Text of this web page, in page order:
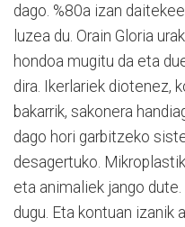
dago. %80a izan
luzea du. Orain Gloria
hondoa mugitu da eta
dira. Ikerlariek diotenez,
bakarrik, sakonera
dago hori garbitzeko
desagertuko.
eta animaliek jango
dugu. Eta kontuan izanik